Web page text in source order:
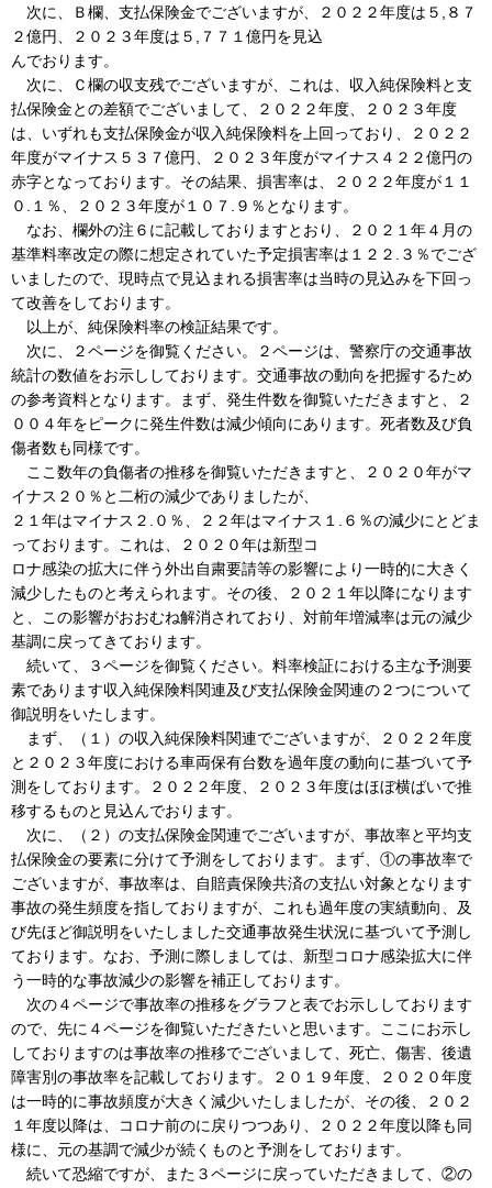
次に、Ｂ欄、支払保険金でございますが、２０２２年度は５,８７
２億円、２０２３年度は５,７７１億円を見込
んでおります。
次に、Ｃ欄の収支残でございますが、これは、収入純保険料と支
払保険金との差額でございまして、２０２２年度、２０２３年度
は、いずれも支払保険金が収入純保険料を上回っており、２０２２
年度がマイナス５３７億円、２０２３年度がマイナス４２２億円の
赤字となっております。その結果、損害率は、２０２２年度が１１
０.１％、２０２３年度が１０７.９％となります。
なお、欄外の注６に記載しておりますとおり、２０２１年４月の
基準料率改定の際に想定されていた予定損害率は１２２.３％でござ
いましたので、現時点で見込まれる損害率は当時の見込みを下回っ
て改善をしております。
以上が、純保険料率の検証結果です。
次に、２ページを御覧ください。２ページは、警察庁の交通事故
統計の数値をお示ししております。交通事故の動向を把握するため
の参考資料となります。まず、発生件数を御覧いただきますと、２
００４年をピークに発生件数は減少傾向にあります。死者数及び負
傷者数も同様です。
ここ数年の負傷者の推移を御覧いただきますと、２０２０年がマ
イナス２０％と二桁の減少でありましたが、
２１年はマイナス２.０％、２２年はマイナス１.６％の減少にとどま
っております。これは、２０２０年は新型コ
ロナ感染の拡大に伴う外出自粛要請等の影響により一時的に大きく
減少したものと考えられます。その後、２０２１年以降になります
と、この影響がおおむね解消されており、対前年増減率は元の減少
基調に戻ってきております。
続いて、３ページを御覧ください。料率検証における主な予測要
素であります収入純保険料関連及び支払保険金関連の２つについて
御説明をいたします。
まず、（１）の収入純保険料関連でございますが、２０２２年度
と２０２３年度における車両保有台数を過年度の動向に基づいて予
測をしております。２０２２年度、２０２３年度はほぼ横ばいで推
移するものと見込んでおります。
次に、（２）の支払保険金関連でございますが、事故率と平均支
払保険金の要素に分けて予測をしております。まず、①の事故率で
ございますが、事故率は、自賠責保険共済の支払い対象となります
事故の発生頻度を指しておりますが、これも過年度の実績動向、及
び先ほど御説明をいたしました交通事故発生状況に基づいて予測し
ております。なお、予測に際しましては、新型コロナ感染拡大に伴
う一時的な事故減少の影響を補正しております。
次の４ページで事故率の推移をグラフと表でお示ししております
ので、先に４ページを御覧いただきたいと思います。ここにお示し
しておりますのは事故率の推移でございまして、死亡、傷害、後遺
障害別の事故率を記載しております。２０１９年度、２０２０年度
は一時的に事故頻度が大きく減少いたしましたが、その後、２０２
１年度以降は、コロナ前のに戻りつつあり、２０２２年度以降も同
様に、元の基調で減少が続くものと予測をしております。
続いて恐縮ですが、また３ページに戻っていただきまして、②の